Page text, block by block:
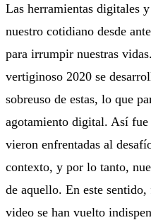
Las herramientas digitales
nuestro cotidiano desde
para irrumpir nuestras
vertiginoso 2020 se
sobreuso de estas, lo que
agotamiento digital. Así fue
vieron enfrentadas al
contexto, y por lo tanto,
de aquello. En este
video se han vuelto